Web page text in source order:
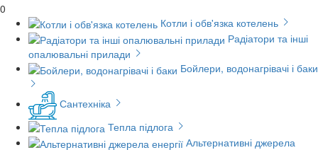
0
Котли і обв'язка котелень
Радіатори та інші
опалювальні прилади
Бойлери, водонагрівачі і баки
Сантехніка
Тепла підлога
Альтернативні джерела